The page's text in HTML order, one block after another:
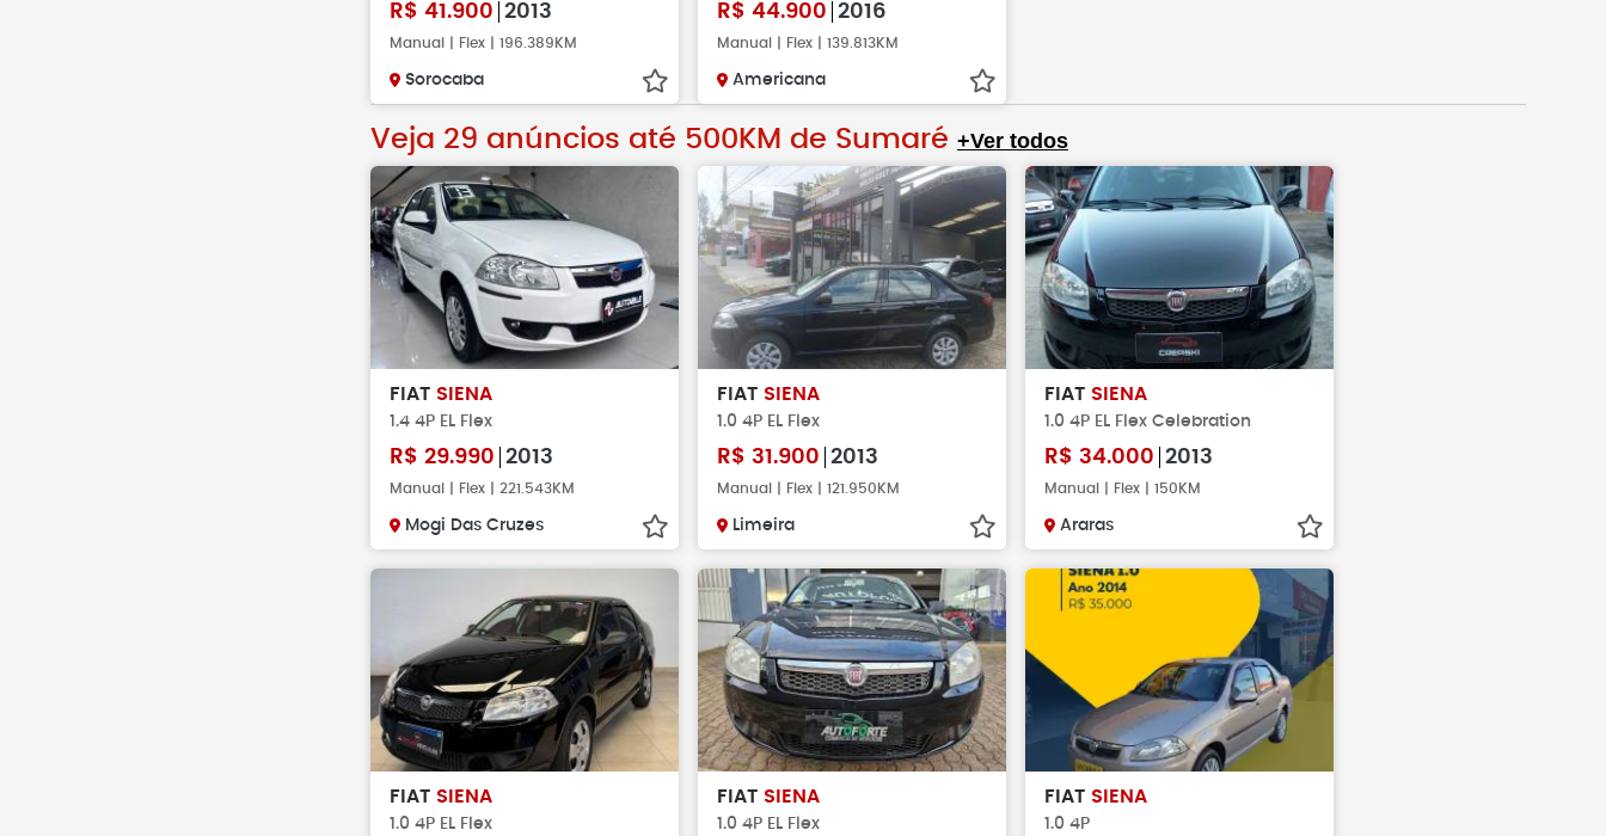
R$ 41.900 2013
Manual | Flex | 196.389KM
Sorocaba
R$ 44.900 2016
Manual | Flex | 139.813KM
Americana
Veja 29 anúncios até 500KM de Sumaré +Ver todos
FIAT SIENA
1.4 4P EL Flex
R$ 29.990 2013
Manual | Flex | 221.543KM
Mogi Das Cruzes
FIAT SIENA
1.0 4P EL Flex
R$ 31.900 2013
Manual | Flex | 121.950KM
Limeira
FIAT SIENA
1.0 4P EL Flex Celebration
R$ 34.000 2013
Manual | Flex | 150KM
Araras
FIAT SIENA
1.0 4P EL Flex
FIAT SIENA
1.0 4P EL Flex
FIAT SIENA
1.0 4P